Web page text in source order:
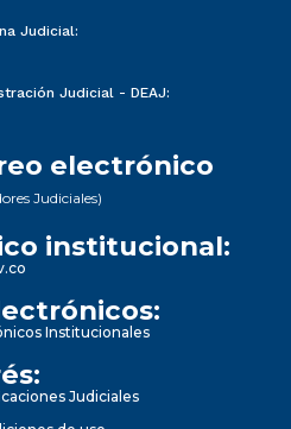
Judicial:
Judicial - DEAJ:
electrónico
Judiciales)
institucional:
Institucionales
Judiciales